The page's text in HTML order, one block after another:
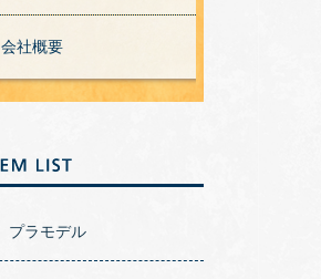
会社概要
プラモデル